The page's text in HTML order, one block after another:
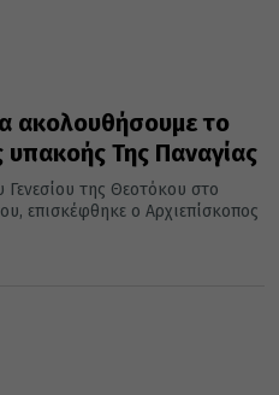
ακολουθήσουμε το
Της Παναγίας
Γενεσίου της Θεοτόκου στο
επισκέφθηκε ο Αρχιεπίσκοπος